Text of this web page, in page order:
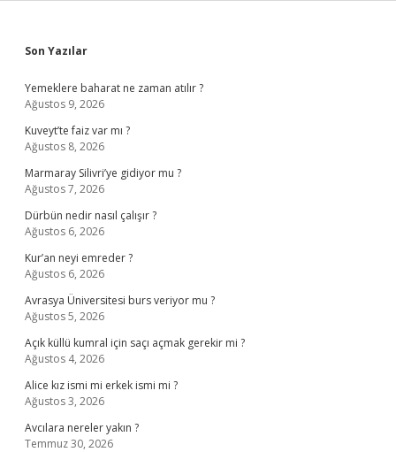
Sidebar
Son Yazılar
Yemeklere baharat ne zaman atılır ?
Ağustos 9, 2026
Kuveyt’te faiz var mı ?
Ağustos 8, 2026
Marmaray Silivri’ye gidiyor mu ?
Ağustos 7, 2026
Dürbün nedir nasıl çalışır ?
Ağustos 6, 2026
Kur’an neyi emreder ?
Ağustos 6, 2026
Avrasya Üniversitesi burs veriyor mu ?
Ağustos 5, 2026
Açık küllü kumral için saçı açmak gerekir mi ?
Ağustos 4, 2026
Alice kız ismi mi erkek ismi mi ?
Ağustos 3, 2026
Avcılara nereler yakın ?
Temmuz 30, 2026